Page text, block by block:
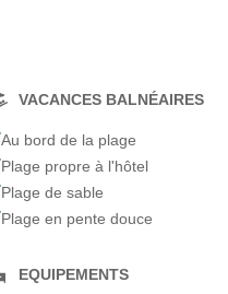
VACANCES BALNÉAIRES
Au bord de la plage
Plage propre à l'hôtel
Plage de sable
Plage en pente douce
EQUIPEMENTS